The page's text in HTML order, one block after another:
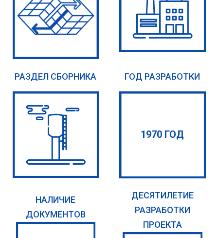
РАЗДЕЛ СБОРНИКА ГОД РАЗРАБОТКИ
1970 ГОД
НАЛИЧИЕ
ДОКУМЕНТОВ
ДЕСЯТИЛЕТИЕ
РАЗРАБОТКИ
ПРОЕКТА